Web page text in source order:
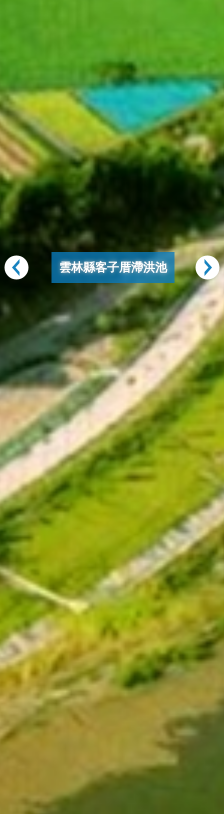
嘉義縣溪墘滯洪池